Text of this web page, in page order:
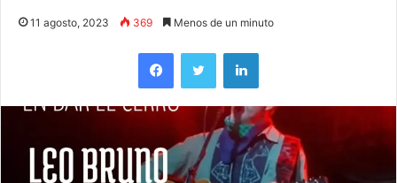
11 agosto, 2023 369 Menos de un minuto